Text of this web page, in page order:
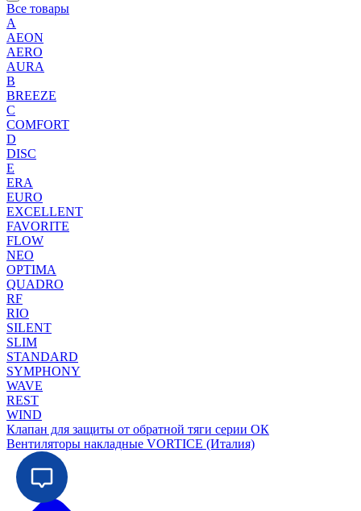
Все товары
A
AEON
AERO
AURA
B
BREEZE
C
COMFORT
D
DISC
E
ERA
EURO
EXCELLENT
FAVORITE
FLOW
NEO
OPTIMA
QUADRO
RF
RIO
SILENT
SLIM
STANDARD
SYMPHONY
WAVE
REST
WIND
Клапан для защиты от обратной тяги серии ОК
Вентиляторы накладные VORTICE (Италия)